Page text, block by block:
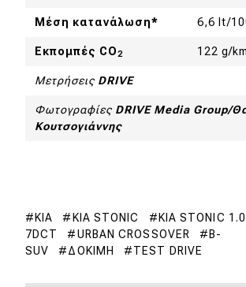
Μέση κατανάλωση* 6,6 lt/
Εκπομπές CO2 122 g/km
Μετρήσεις DRIVE
Φωτογραφίες DRIVE Media Group/
Κουτσογιάννης
KIA KIA STONIC
KIA STONIC
7DCT
URBAN CROSSOVER
B-
SUV
ΔΟΚΙΜΉ TEST DRIVE